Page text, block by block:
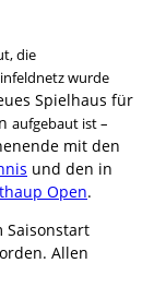
die
wurde
Spielhaus für
aufgebaut ist –
mit den
und den in
Open.
Saisonstart
Allen